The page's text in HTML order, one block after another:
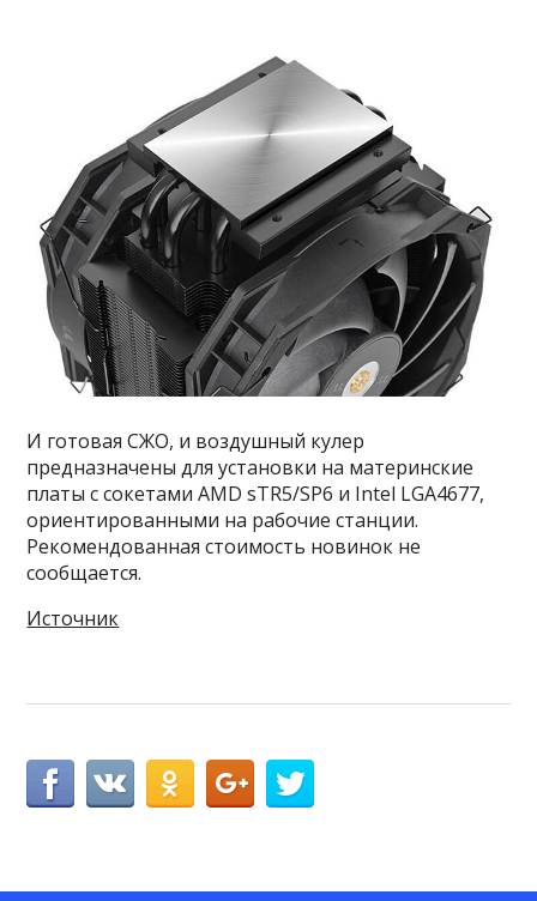
И готовая СЖО, и воздушный кулер
предназначены для установки на материнские
платы с сокетами AMD sTR5/SP6 и Intel LGA4677,
ориентированными на рабочие станции.
Рекомендованная стоимость новинок не
сообщается.
Источник